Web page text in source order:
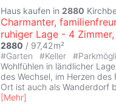
Haus kaufen in 2880
Charmanter,
ruhiger Lage - 4 Zimmer,
2880 / 97,42m²
#Garten #Keller #
Wohlfühlen in ländlicher
des Wechsel, im Herzen
Ort ist auch als Wanderdorf
[Mehr]